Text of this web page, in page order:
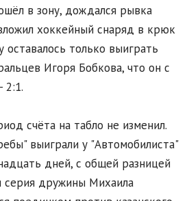
в зону, дождался рывка
хоккейный снаряд в крюк
только выиграть
Игоря Бобкова, что он с
2:1.
счёта на табло не изменил.
выиграли у "Автомобилиста"
дней, с общей разницей
серия дружины Михаила